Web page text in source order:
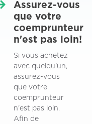
Assurez-vous
que votre
coemprunteur
n'est pas loin!
Si vous achetez
avec quelqu'un,
assurez-vous
que votre
coemprunteur
n'est pas loin.
Afin de